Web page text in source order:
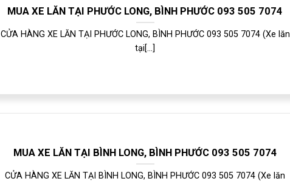
MUA XE LĂN TẠI PHƯỚC LONG, BÌNH PHƯỚC 093 505 7074
CỬA HÀNG XE LĂN TẠI PHƯỚC LONG, BÌNH PHƯỚC 093 505 7074 (Xe lăn
tại[...]
MUA XE LĂN TẠI BÌNH LONG, BÌNH PHƯỚC 093 505 7074
CỬA HÀNG XE LĂN TẠI BÌNH LONG, BÌNH PHƯỚC 093 505 7074 (Xe lăn